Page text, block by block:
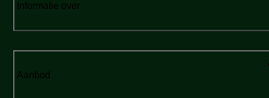
Informatie over
Aanbod